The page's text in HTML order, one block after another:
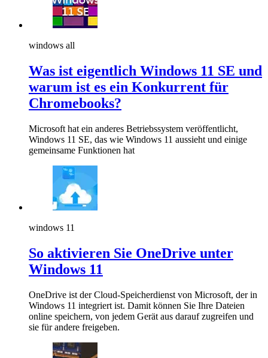
windows all
Was ist eigentlich Windows 11 SE und
warum ist es ein Konkurrent für
Chromebooks?
Microsoft hat ein anderes Betriebssystem veröffentlicht,
Windows 11 SE, das wie Windows 11 aussieht und einige
gemeinsame Funktionen hat
windows 11
So aktivieren Sie OneDrive unter
Windows 11
OneDrive ist der Cloud-Speicherdienst von Microsoft, der in
Windows 11 integriert ist. Damit können Sie Ihre Dateien
online speichern, von jedem Gerät aus darauf zugreifen und
sie für andere freigeben.